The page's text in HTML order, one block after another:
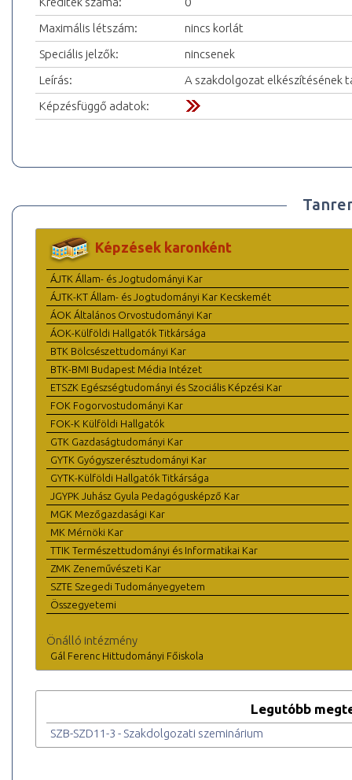
Maximális létszám:
nincs korlát
Speciális jelzők:
nincsenek
Leírás:
A szakdolgozat elkészítésének
Képzésfüggő adatok:
Képzések karonként
ÁJTK Állam- és Jogtudományi Kar
ÁJTK-KT Állam- és Jogtudományi Kar Kecskemét
ÁOK Általános Orvostudományi Kar
ÁOK-Külföldi Hallgatók Titkársága
BTK Bölcsészettudományi Kar
BTK-BMI Budapest Média Intézet
ETSZK Egészségtudományi és Szociális Képzési Kar
FOK Fogorvostudományi Kar
FOK-K Külföldi Hallgatók
GTK Gazdaságtudományi Kar
GYTK Gyógyszerésztudományi Kar
GYTK-Külföldi Hallgatók Titkársága
JGYPK Juhász Gyula Pedagógusképző Kar
MGK Mezőgazdasági Kar
MK Mérnöki Kar
TTIK Természettudományi és Informatikai Kar
ZMK Zeneművészeti Kar
SZTE Szegedi Tudományegyetem
Összegyetemi
Önálló intézmény
Gál Ferenc Hittudományi Főiskola
Legutóbb
SZB-SZD11-3 - Szakdolgozati szeminárium